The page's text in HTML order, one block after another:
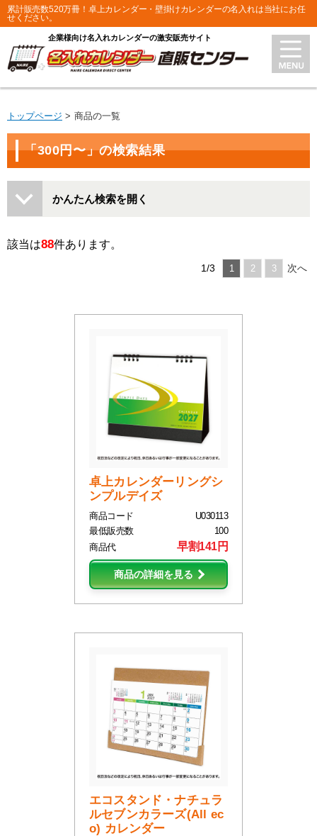
累計販売数520万冊！卓上カレンダー・壁掛けカレンダーの名入れは当社にお任
せください。
企業様向け名入れカレンダーの激安販売サイト
トップページ 商品の一覧
「300円〜」の検索結果
かんたん検索を開く
該当は88件あります。
1/3 1 2 3 次へ
卓上カレンダーリングシ
ンプルデイズ
商品コード
U030113
最低販売数
100
商品代
早割141円
商品の詳細を見る
エコスタンド・ナチュラ
ルセブンカラーズ(All ec
o) カレンダー